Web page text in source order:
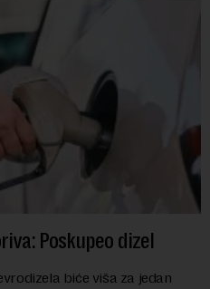
Poskupeo dizel
biće viša za jedan